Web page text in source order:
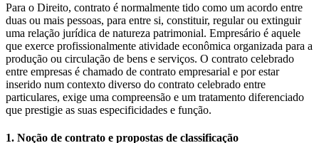
Para o Direito, contrato é normalmente tido como um acordo entre
duas ou mais pessoas, para entre si, constituir, regular ou extinguir
uma relação jurídica de natureza patrimonial. Empresário é aquele
que exerce profissionalmente atividade econômica organizada para a
produção ou circulação de bens e serviços. O contrato celebrado
entre empresas é chamado de contrato empresarial e por estar
inserido num contexto diverso do contrato celebrado entre
particulares, exige uma compreensão e um tratamento diferenciado
que prestigie as suas especificidades e função.
1. Noção de contrato e propostas de classificação